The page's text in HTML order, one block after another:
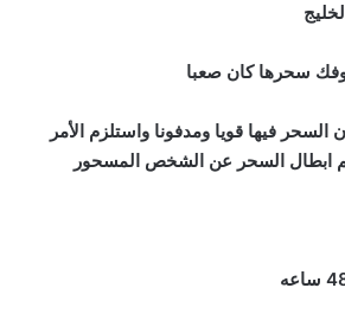
سحرها كان صعبا
السحر فيها قويا ومدفونا واستلزم الأمر
ابطال السحر عن الشخص المسحور